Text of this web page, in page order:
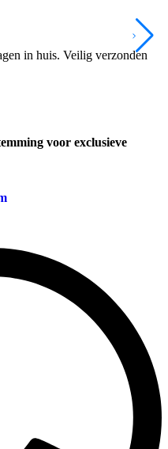
in huis. Veilig verzonden
voor exclusieve